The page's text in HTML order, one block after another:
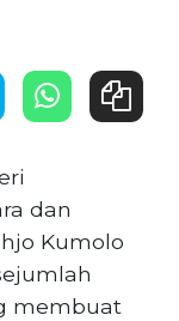
dan
Kumolo
membuat